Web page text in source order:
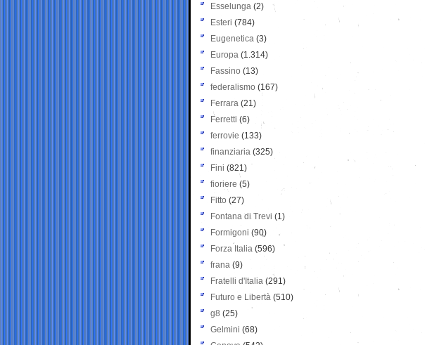
Esselunga (2)
Esteri (784)
Eugenetica (3)
Europa (1.314)
Fassino (13)
federalismo (167)
Ferrara (21)
Ferretti (6)
ferrovie (133)
finanziaria (325)
Fini (821)
fioriere (5)
Fitto (27)
Fontana di Trevi (1)
Formigoni (90)
Forza Italia (596)
frana (9)
Fratelli d'Italia (291)
Futuro e Libertà (510)
g8 (25)
Gelmini (68)